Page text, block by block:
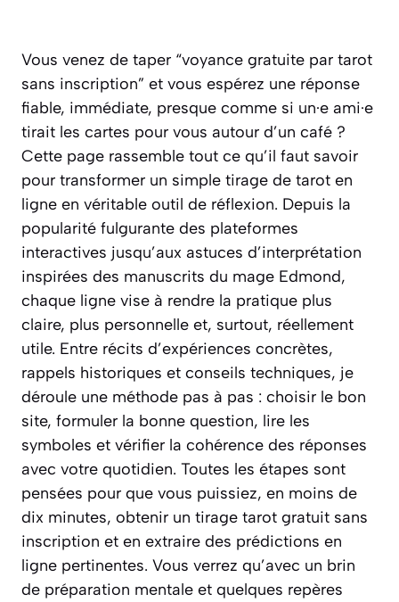
Vous venez de taper “voyance gratuite par tarot
sans inscription” et vous espérez une réponse
fiable, immédiate, presque comme si un·e ami·e
tirait les cartes pour vous autour d’un café ?
Cette page rassemble tout ce qu’il faut savoir
pour transformer un simple tirage de tarot en
ligne en véritable outil de réflexion. Depuis la
popularité fulgurante des plateformes
interactives jusqu’aux astuces d’interprétation
inspirées des manuscrits du mage Edmond,
chaque ligne vise à rendre la pratique plus
claire, plus personnelle et, surtout, réellement
utile. Entre récits d’expériences concrètes,
rappels historiques et conseils techniques, je
déroule une méthode pas à pas : choisir le bon
site, formuler la bonne question, lire les
symboles et vérifier la cohérence des réponses
avec votre quotidien. Toutes les étapes sont
pensées pour que vous puissiez, en moins de
dix minutes, obtenir un tirage tarot gratuit sans
inscription et en extraire des prédictions en
ligne pertinentes. Vous verrez qu’avec un brin
de préparation mentale et quelques repères